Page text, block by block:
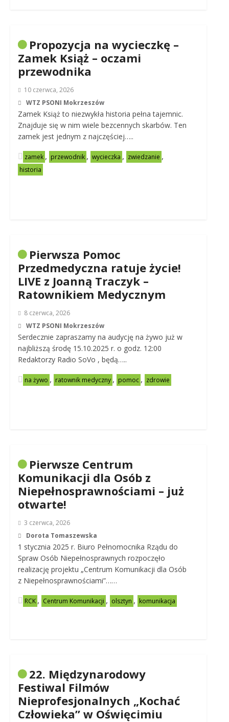
Propozycja na wycieczkę –
Zamek Książ – oczami
przewodnika
10 czerwca, 2026
WTZ PSONI Mokrzeszów
Zamek Książ to niezwykła historia pełna tajemnic.
Znajduje się w nim wiele bezcennych skarbów. Ten
zamek jest jednym z najczęściej…..
zamek , przewodnik , wycieczka , zwiedzanie ,
historia
Pierwsza Pomoc
Przedmedyczna ratuje życie!
LIVE z Joanną Traczyk –
Ratownikiem Medycznym
8 czerwca, 2026
WTZ PSONI Mokrzeszów
Serdecznie zapraszamy na audycję na żywo już w
najbliższą środę 15.10.2025 r. o godz. 12:00
Redaktorzy Radio SoVo , będą…..
na żywo , ratownik medyczny , pomoc , zdrowie
Pierwsze Centrum
Komunikacji dla Osób z
Niepełnosprawnościami – już
otwarte!
3 czerwca, 2026
Dorota Tomaszewska
1 stycznia 2025 r. Biuro Pełnomocnika Rządu do
Spraw Osób Niepełnosprawnych rozpoczęło
realizację projektu „Centrum Komunikacji dla Osób
z Niepełnosprawnościami”……
RCK , Centrum Komunikacji , olsztyn , komunikacja
22. Międzynarodowy
Festiwal Filmów
Nieprofesjonalnych „Kochać
Człowieka” w Oświęcimiu